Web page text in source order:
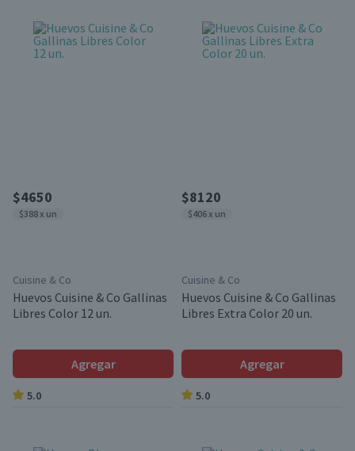
$4650
$388 x un
Cuisine & Co
Huevos Cuisine & Co Gallinas
Libres Color 12 un.
Agregar
5.0
$8120
$406 x un
Cuisine & Co
Huevos Cuisine & Co Gallinas
Libres Extra Color 20 un.
Agregar
5.0